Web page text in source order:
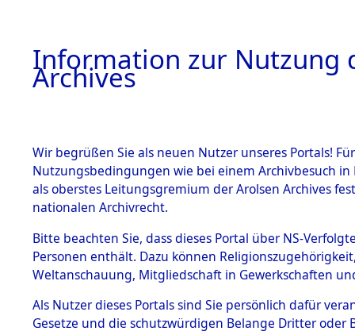
BESTÄNDE
1.
mente
5. Verschiedenes
Bayern→
Information zur Nutzung
Archives
Wir begrüßen Sie als neuen Nutzer unseres Portals!
Nutzungsbedingungen wie bei einem Archivbesuch
als oberstes Leitungsgremium der Arolsen Archives
nationalen Archivrecht.
Bitte beachten Sie, dass dieses Portal über NS-
Personen enthält. Dazu können
Weltanschauung, Mitgliedschaft in Gewerkschaften
Als Nutzer dieses Portals sind Sie persönlich dafür
Gesetze und die schutzwürdigen Belange Dritter